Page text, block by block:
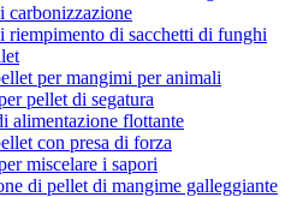
carbonizzazione
riempimento di sacchetti di funghi
per mangimi per animali
pellet di segatura
alimentazione flottante
con presa di forza
miscelare i sapori
di pellet di mangime galleggiante